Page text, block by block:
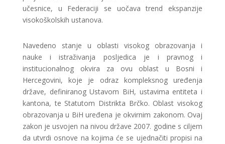
učesnice, u Federaciji se uočava trend ekspanzije
visokoškolskih ustanova.
Navedeno stanje u oblasti visokog obrazovanja i
nauke i istraživanja posljedica je i pravnog i
institucionalnog okvira za ovu oblast u Bosni i
Hercegovini, koje je odraz kompleksnog uređenja
države, definiranog Ustavom BiH, ustavima entiteta i
kantona, te Statutom Distrikta Brčko. Oblast visokog
obrazovanja u BiH uređena je okvirnim zakonom. Ovaj
zakon je usvojen na nivou države 2007. godine s ciljem
da utvrdi osnove na kojima će se ujednačiti propisi na